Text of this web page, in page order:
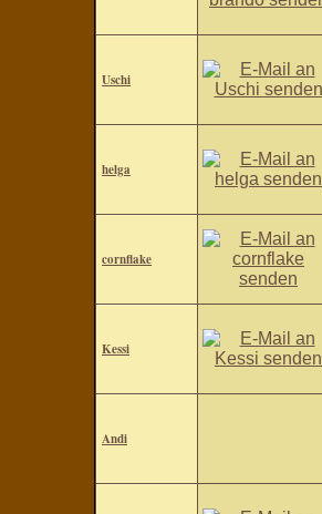
Uschi
helga
cornflake
Kessi
Andi